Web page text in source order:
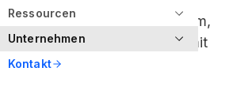
Ressourcen
Unternehmen
Kontakt
Technik, Fertigung in Vietnam,
und Workflow-Software, damit
Güter zuverlässig verfolgen